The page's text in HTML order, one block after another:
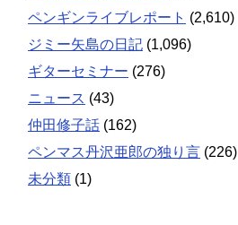
ペンギンライブレポート (2,610)
ジミー矢島の日記 (1,096)
ギターセミナー (276)
ニュース (43)
仲田修子話 (162)
ペンマス丹沢亜郎の独り言 (226)
未分類 (1)